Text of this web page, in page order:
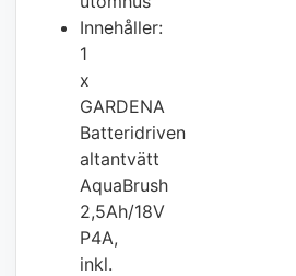
Innehåller:
1
x
GARDENA
Batteridriven
altantvätt
AquaBrush
2,5Ah/18V
P4A,
inkl.